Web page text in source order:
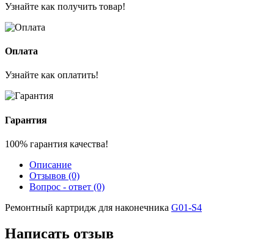
Узнайте как получить товар!
Оплата
Узнайте как оплатить!
Гарантия
100% гарантия качества!
Описание
Отзывов (0)
Вопрос - ответ (0)
Ремонтный картридж для наконечника G01-S4
Написать отзыв